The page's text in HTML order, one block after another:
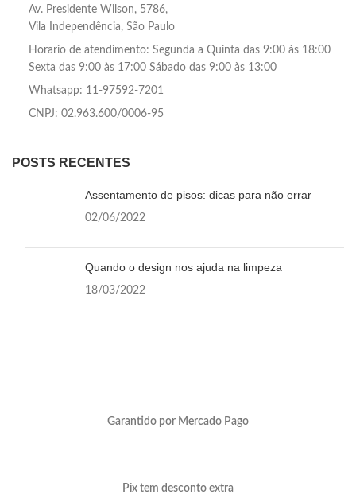
Av. Presidente Wilson, 5786,
Vila Independência, São Paulo
Horario de atendimento: Segunda a Quinta das 9:00 às 18:00
Sexta das 9:00 às 17:00 Sábado das 9:00 às 13:00
Whatsapp: 11-97592-7201
CNPJ: 02.963.600/0006-95
POSTS RECENTES
Assentamento de pisos: dicas para não errar
02/06/2022
Quando o design nos ajuda na limpeza
18/03/2022
Garantido por Mercado Pago
Pix tem desconto extra